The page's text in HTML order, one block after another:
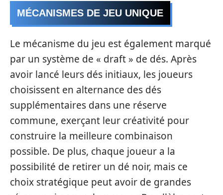
MÉCANISMES DE JEU UNIQUE
Le mécanisme du jeu est également marqué
par un système de « draft » de dés. Après
avoir lancé leurs dés initiaux, les joueurs
choisissent en alternance des dés
supplémentaires dans une réserve
commune, exerçant leur créativité pour
construire la meilleure combinaison
possible. De plus, chaque joueur a la
possibilité de retirer un dé noir, mais ce
choix stratégique peut avoir de grandes